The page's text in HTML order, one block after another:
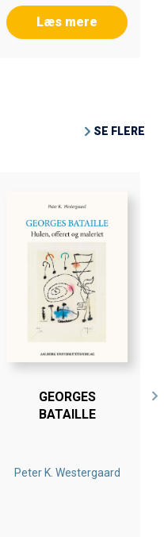
Læs mere
SE FLERE
GEORGES
BATAILLE
Peter K. Westergaard